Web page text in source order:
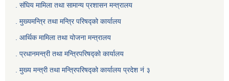
. संघिय मामिला तथा सामान्य प्रशासन मन्त्रालय
. मुख्यमन्त्रि तथा मन्त्रि परिषद्को कार्यालय
. आर्थिक मामिला तथा योजना मन्त्रालय
. प्रधानमन्त्री तथा मन्त्रिपरिषद्को कार्यालय
मुख्य मन्त्री तथा मन्त्रिपरिषद्को कार्यालय प्रदेश नं ३